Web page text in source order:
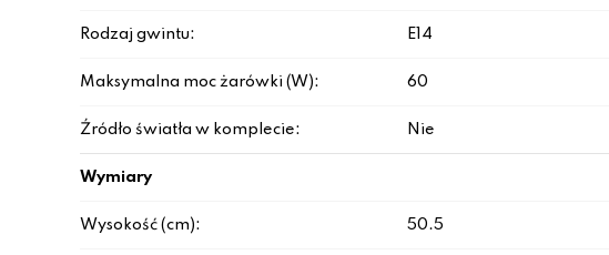
Rodzaj gwintu: E14
Maksymalna moc żarówki (W): 60
Źródło światła w komplecie: Nie
Wymiary
Wysokość (cm): 50.5